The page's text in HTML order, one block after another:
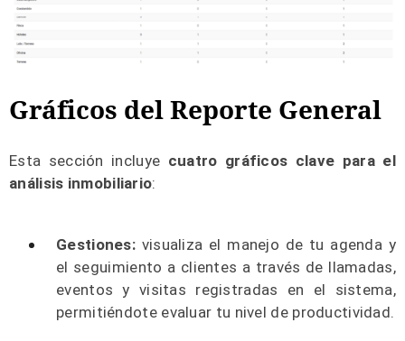
Gráficos del Reporte General
Esta sección incluye cuatro gráficos clave para el
análisis inmobiliario:
Gestiones: visualiza el manejo de tu agenda y
el seguimiento a clientes a través de llamadas,
eventos y visitas registradas en el sistema,
permitiéndote evaluar tu nivel de productividad.